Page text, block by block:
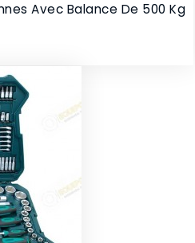
Avec Balance De 500 Kg